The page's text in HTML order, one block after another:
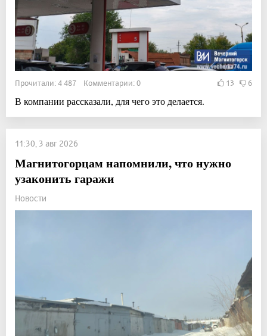
Прочитали: 4 487 Комментарии: 0 13 6
В компании рассказали, для чего это делается.
11:30, 3 авг 2026
Магнитогорцам напомнили, что нужно
узаконить гаражи
Новости